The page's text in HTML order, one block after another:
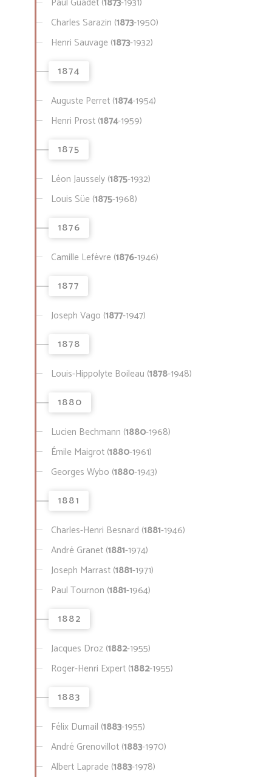
Charles Sarazin (1873-1950)
Henri Sauvage (1873-1932)
1874
Auguste Perret (1874-1954)
Henri Prost (1874-1959)
1875
Léon Jaussely (1875-1932)
Louis Süe (1875-1968)
1876
Camille Lefèvre (1876-1946)
1877
Joseph Vago (1877-1947)
1878
Louis-Hippolyte Boileau (1878-1948)
1880
Lucien Bechmann (1880-1968)
Émile Maigrot (1880-1961)
Georges Wybo (1880-1943)
1881
Charles-Henri Besnard (1881-1946)
André Granet (1881-1974)
Joseph Marrast (1881-1971)
Paul Tournon (1881-1964)
1882
Jacques Droz (1882-1955)
Roger-Henri Expert (1882-1955)
1883
Félix Dumail (1883-1955)
André Grenovillot (1883-1970)
Albert Laprade (1883-1978)